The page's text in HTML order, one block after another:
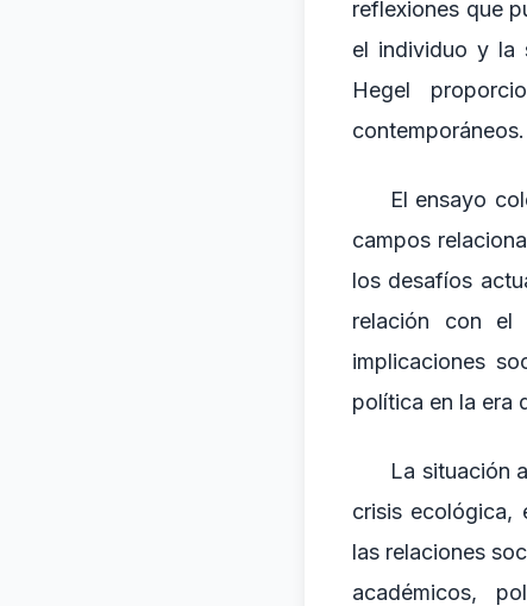
reflexiones que
el individuo y la
Hegel
contemporáneos.
El ensayo
campos
los desafíos
relación con el
implicaciones
política en la era
La situación
crisis ecológica,
las relaciones
académicos,